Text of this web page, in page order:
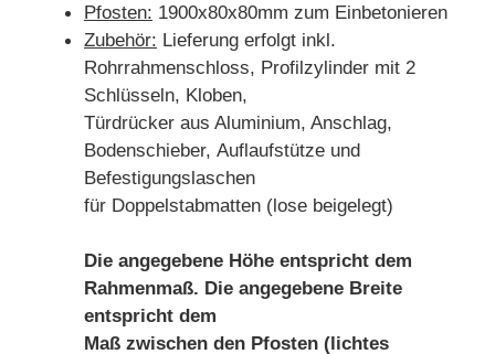
Pfosten: 1900x80x80mm zum Einbetonieren
Zubehör: Lieferung erfolgt inkl.
Rohrrahmenschloss, Profilzylinder mit 2
Schlüsseln, Kloben,
Türdrücker aus Aluminium, Anschlag,
Bodenschieber, Auflaufstütze und
Befestigungslaschen
für Doppelstabmatten (lose beigelegt)
Die angegebene Höhe entspricht dem
Rahmenmaß. Die angegebene Breite
entspricht dem
Maß zwischen den Pfosten (lichtes